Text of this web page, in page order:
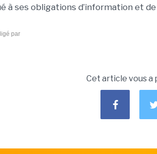
à ses obligations d’information et
par
Cet article vous a